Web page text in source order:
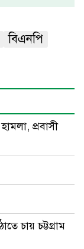
বিএনপি
প্রবাসী
চট্টগ্রাম